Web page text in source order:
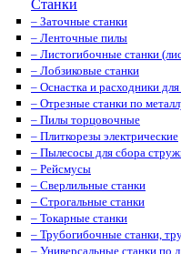
Станки
– Заточные станки
– Ленточные пилы
– Листогибочные станки
– Лобзиковые станки
– Оснастка и расходники для
– Отрезные станки по
– Пилы торцовочные
– Плиткорезы электрические
– Пылесосы для сбора
– Рейсмусы
– Сверлильные станки
– Строгальные станки
– Токарные станки
– Трубогибочные станки,
– Универсальные станки по